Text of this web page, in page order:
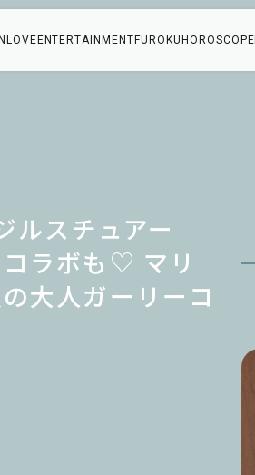
LOVE ENTERTAINMENT FUROKU HOROSCOPE
ルスチュアー
ラボも♡ マリ
大人ガーリーコ